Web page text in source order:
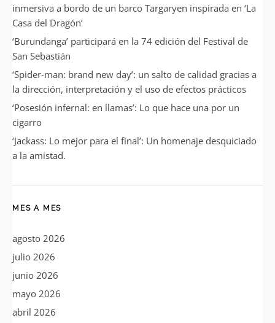
inmersiva a bordo de un barco Targaryen inspirada en ‘La
Casa del Dragón’
‘Burundanga’ participará en la 74 edición del Festival de
San Sebastián
‘Spider-man: brand new day’: un salto de calidad gracias a
la dirección, interpretación y el uso de efectos prácticos
‘Posesión infernal: en llamas’: Lo que hace una por un
cigarro
‘Jackass: Lo mejor para el final’: Un homenaje desquiciado
a la amistad.
MES A MES
agosto 2026
julio 2026
junio 2026
mayo 2026
abril 2026